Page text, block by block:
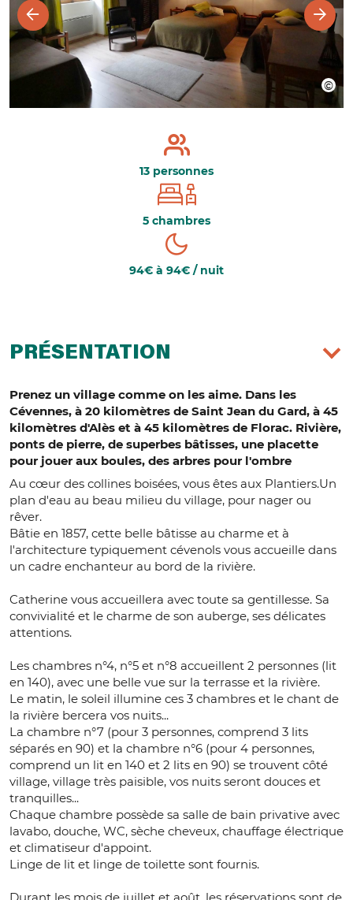
13 personnes
5 chambres
94€ à 94€ / nuit
PRÉSENTATION
Prenez un village comme on les aime. Dans les
Cévennes, à 20 kilomètres de Saint Jean du Gard, à 45
kilomètres d'Alès et à 45 kilomètres de Florac. Rivière,
ponts de pierre, de superbes bâtisses, une placette
pour jouer aux boules, des arbres pour l'ombre
Au cœur des collines boisées, vous êtes aux Plantiers.Un
plan d'eau au beau milieu du village, pour nager ou
rêver.
Bâtie en 1857, cette belle bâtisse au charme et à
l'architecture typiquement cévenols vous accueille dans
un cadre enchanteur au bord de la rivière.
Catherine vous accueillera avec toute sa gentillesse. Sa
convivialité et le charme de son auberge, ses délicates
attentions.
Les chambres n°4, n°5 et n°8 accueillent 2 personnes (lit
en 140), avec une belle vue sur la terrasse et la rivière.
Le matin, le soleil illumine ces 3 chambres et le chant de
la rivière bercera vos nuits...
La chambre n°7 (pour 3 personnes, comprend 3 lits
séparés en 90) et la chambre n°6 (pour 4 personnes,
comprend un lit en 140 et 2 lits en 90) se trouvent côté
village, village très paisible, vos nuits seront douces et
tranquilles...
Chaque chambre possède sa salle de bain privative avec
lavabo, douche, WC, sèche cheveux, chauffage électrique
et climatiseur d'appoint.
Linge de lit et linge de toilette sont fournis.